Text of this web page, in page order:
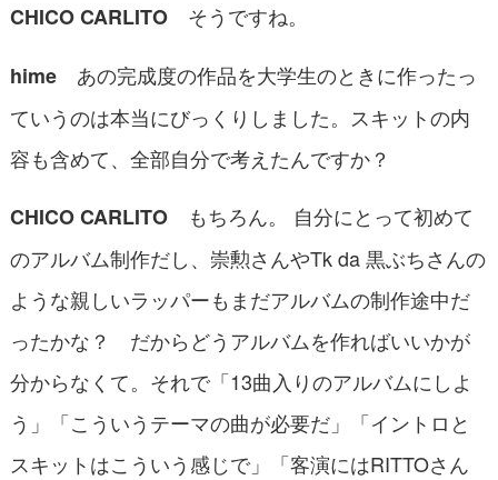
CHICO CARLITOそうですね。
himeあの完成度の作品を大学生のときに作ったっ
ていうのは本当にびっくりしました。スキットの内
容も含めて、全部自分で考えたんですか？
CHICO CARLITOもちろん。 自分にとって初めて
のアルバム制作だし、崇勲さんやTk da 黒ぶちさんの
ような親しいラッパーもまだアルバムの制作途中だ
ったかな？ だからどうアルバムを作ればいいかが
分からなくて。それで「13曲入りのアルバムにしよ
う」「こういうテーマの曲が必要だ」「イントロと
スキットはこういう感じで」「客演にはRITTOさん